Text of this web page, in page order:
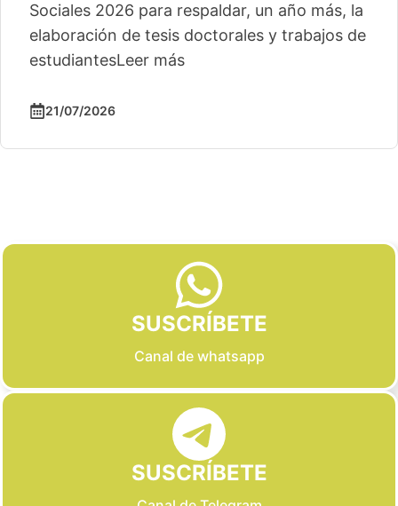
Sociales 2026 para respaldar, un año más, la
elaboración de tesis doctorales y trabajos de
estudiantesLeer más
21/07/2026
SUSCRÍBETE
Canal de whatsapp
SUSCRÍBETE